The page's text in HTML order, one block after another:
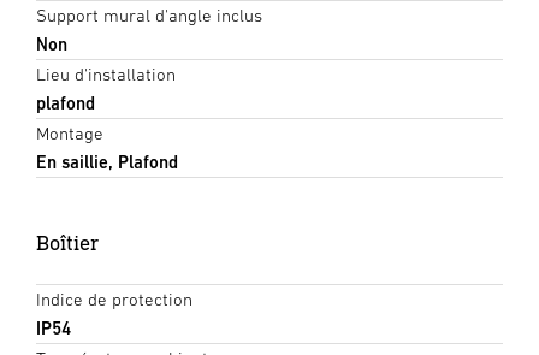
Support mural d'angle inclus
Non
Lieu d'installation
plafond
Montage
En saillie, Plafond
Boîtier
Indice de protection
IP54